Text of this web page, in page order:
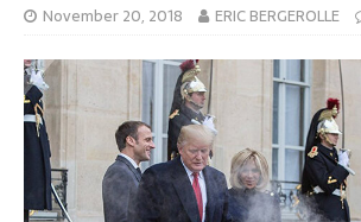
November 20, 2018 ERIC BERGEROLLE